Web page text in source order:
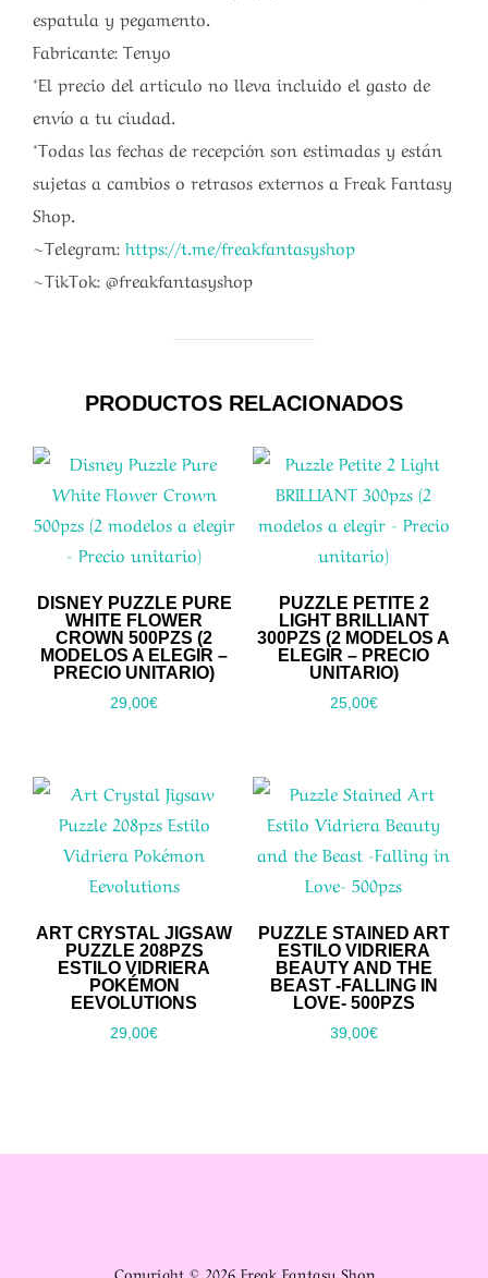
espatula y pegamento.
Fabricante: Tenyo
*El precio del articulo no lleva incluido el gasto de
envío a tu ciudad.
*Todas las fechas de recepción son estimadas y están
sujetas a cambios o retrasos externos a Freak Fantasy
Shop.
~Telegram: https://t.me/freakfantasyshop
~TikTok: @freakfantasyshop
PRODUCTOS RELACIONADOS
DISNEY PUZZLE PURE
WHITE FLOWER
CROWN 500PZS (2
MODELOS A ELEGIR –
PRECIO UNITARIO)
29,00€
PUZZLE PETITE 2
LIGHT BRILLIANT
300PZS (2 MODELOS A
ELEGIR – PRECIO
UNITARIO)
25,00€
ART CRYSTAL JIGSAW
PUZZLE 208PZS
ESTILO VIDRIERA
POKÉMON
EEVOLUTIONS
29,00€
PUZZLE STAINED ART
ESTILO VIDRIERA
BEAUTY AND THE
BEAST -FALLING IN
LOVE- 500PZS
39,00€
Copyright © 2026 Freak Fantasy Shop